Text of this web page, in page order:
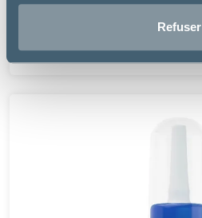
Refuser
OTOLANE
10.99 €